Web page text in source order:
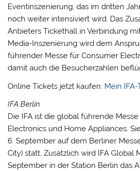
Eventinszenierung, das im dritten
noch weiter intensiviert wird. Das
Anbieters Tickethall in Verbindung
Media-Inszenierung wird dem
führender Messe für Consumer
damit auch die Besucherzahlen
Online Tickets jetzt kaufen: Mein
IFA Berlin
Die IFA ist die global führende
Electronics und Home Appliances.
6. September auf dem Berliner
City) statt. Zusätzlich wird IFA Global
September in der Station Berlin das